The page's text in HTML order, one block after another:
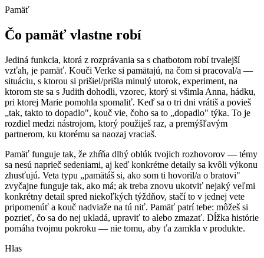
Pamäť
Čo pamäť vlastne robí
Jediná funkcia, ktorá z rozprávania sa s chatbotom robí trvalejší
vzťah, je pamäť. Kouči Verke si pamätajú, na čom si pracoval/a —
situáciu, s ktorou si prišiel/prišla minulý utorok, experiment, na
ktorom ste sa s Judith dohodli, vzorec, ktorý si všimla Anna, hádku,
pri ktorej Marie pomohla spomaliť. Keď sa o tri dni vrátiš a povieš
„tak, takto to dopadlo", kouč vie, čoho sa to „dopadlo" týka. To je
rozdiel medzi nástrojom, ktorý použiješ raz, a premýšľavým
partnerom, ku ktorému sa naozaj vraciaš.
Pamäť funguje tak, že zhŕňa dlhý oblúk tvojich rozhovorov — témy
sa nesú naprieč sedeniami, aj keď konkrétne detaily sa kvôli výkonu
zhusťujú. Veta typu „pamätáš si, ako som ti hovoril/a o bratovi"
zvyčajne funguje tak, ako má; ak treba znovu ukotviť nejaký veľmi
konkrétny detail spred niekoľkých týždňov, stačí to v jednej vete
pripomenúť a kouč nadviaže na tú niť. Pamäť patrí tebe: môžeš si
pozrieť, čo sa do nej ukladá, upraviť to alebo zmazať. Dĺžka histórie
pomáha tvojmu pokroku — nie tomu, aby ťa zamkla v produkte.
Hlas